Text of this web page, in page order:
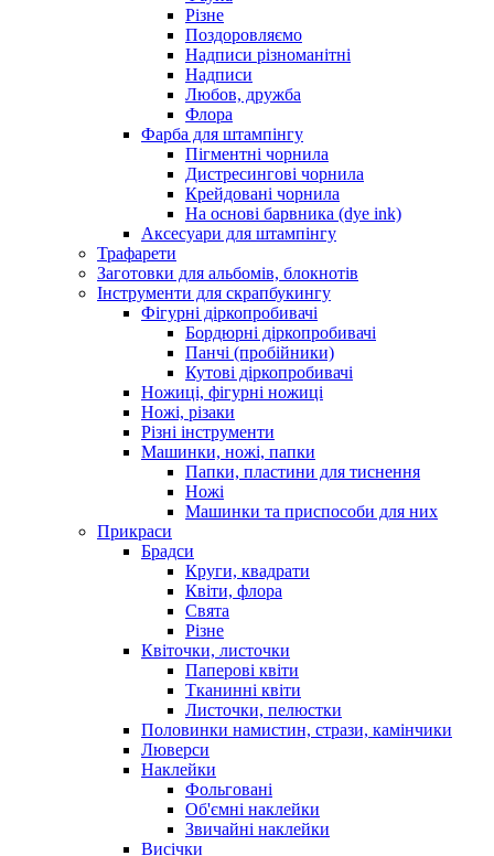
Різне
Поздоровляємо
Надписи різноманітні
Надписи
Любов, дружба
Флора
Фарба для штампінгу
Пігментні чорнила
Дистресингові чорнила
Крейдовані чорнила
На основі барвника (dye ink)
Аксесуари для штампінгу
Трафарети
Заготовки для альбомів, блокнотів
Інструменти для скрапбукингу
Фігурні діркопробивачі
Бордюрні діркопробивачі
Панчі (пробійники)
Кутові діркопробивачі
Ножиці, фігурні ножиці
Ножі, різаки
Різні інструменти
Машинки, ножі, папки
Папки, пластини для тиснення
Ножі
Машинки та приспособи для них
Прикраси
Брадси
Круги, квадрати
Квіти, флора
Свята
Різне
Квіточки, листочки
Паперові квіти
Тканинні квіти
Листочки, пелюстки
Половинки намистин, стрази, камінчики
Люверси
Наклейки
Фольговані
Об'ємні наклейки
Звичайні наклейки
Висічки